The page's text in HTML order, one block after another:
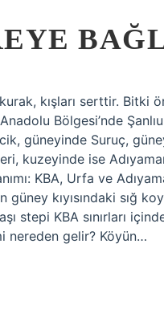
kışları serttir. Bitki
Bölgesi’nde
güneyinde Suruç,
kuzeyinde ise
KBA, Urfa ve
güney kıyısındaki sığ
stepi KBA sınırları
nereden gelir? Köyün…